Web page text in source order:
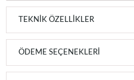
TEKNIK ÖZELLIKLER
ÖDEME SEÇENEKLERI